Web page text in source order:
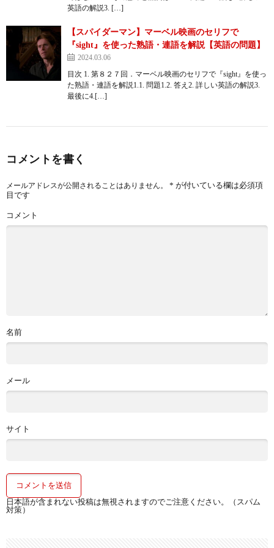
英語の解説3. […]
【スパイダーマン】マーベル映画のセリフで
『sight』を使った熟語・連語を解説【英語の問題】
2024.03.06
目次 1. 第８２７回．マーベル映画のセリフで『sight』を使っ
た熟語・連語を解説1.1. 問題1.2. 答え2. 詳しい英語の解説3.
最後に4.[…]
コメントを書く
メールアドレスが公開されることはありません。 * が付いている欄は必須項
目です
コメント
名前
メール
サイト
日本語が含まれない投稿は無視されますのでご注意ください。（スパム
対策）